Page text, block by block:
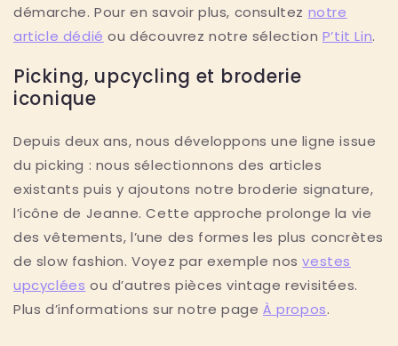
démarche. Pour en savoir plus, consultez notre
article dédié ou découvrez notre sélection P’tit Lin.
Picking, upcycling et broderie
iconique
Depuis deux ans, nous développons une ligne issue
du picking : nous sélectionnons des articles
existants puis y ajoutons notre broderie signature,
l’icône de Jeanne. Cette approche prolonge la vie
des vêtements, l’une des formes les plus concrètes
de slow fashion. Voyez par exemple nosvestes
upcyclées ou d’autres pièces vintage revisitées.
Plus d’informations sur notre pageÀ propos.